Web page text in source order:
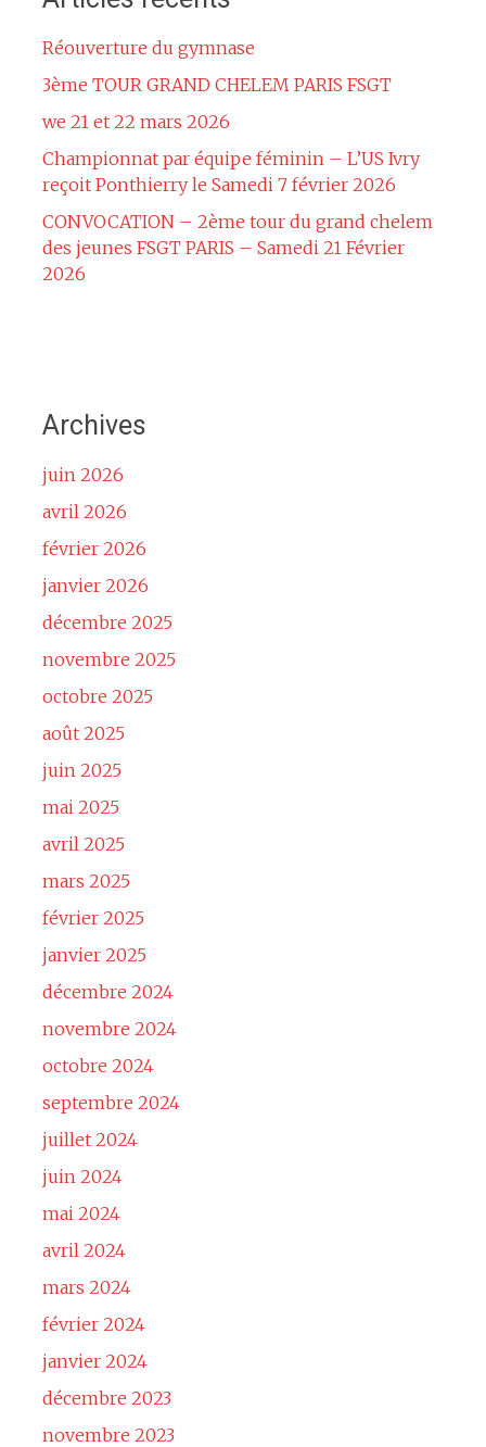
Réouverture du gymnase
3ème TOUR GRAND CHELEM PARIS FSGT
we 21 et 22 mars 2026
Championnat par équipe féminin – L’US Ivry
reçoit Ponthierry le Samedi 7 février 2026
CONVOCATION – 2ème tour du grand chelem
des jeunes FSGT PARIS – Samedi 21 Février
2026
Archives
juin 2026
avril 2026
février 2026
janvier 2026
décembre 2025
novembre 2025
octobre 2025
août 2025
juin 2025
mai 2025
avril 2025
mars 2025
février 2025
janvier 2025
décembre 2024
novembre 2024
octobre 2024
septembre 2024
juillet 2024
juin 2024
mai 2024
avril 2024
mars 2024
février 2024
janvier 2024
décembre 2023
novembre 2023